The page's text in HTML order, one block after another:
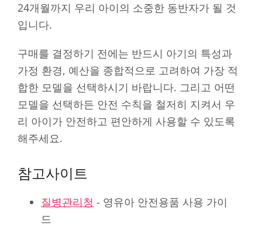
24개월까지 우리 아이의 소중한 동반자가 될 것
입니다.
구매를 결정하기 전에는 반드시 아기의 특성과
가정 환경, 예산을 종합적으로 고려하여 가장 적
합한 모델을 선택하시기 바랍니다. 그리고 어떤
모델을 선택하든 안전 수칙을 철저히 지켜서 우
리 아이가 안전하고 편안하게 사용할 수 있도록
해주세요.
참고사이트
질병관리청 - 영유아 안전용품 사용 가이
드